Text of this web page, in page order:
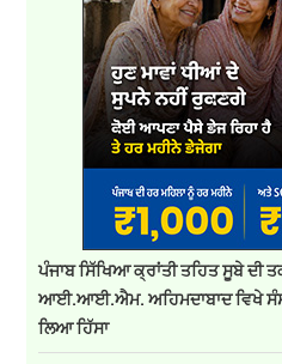
ਪੰਜਾਬ ਸਿੱਖਿਆ ਕ੍ਰਾਂਤੀ ਤਹਿਤ ਸੂਬੇ ਦੀ
ਆਈ.ਆਈ.ਐਮ. ਅਹਿਮਦਾਬਾਦ ਵਿਖੇ
ਲਿਆ ਹਿੱਸਾ